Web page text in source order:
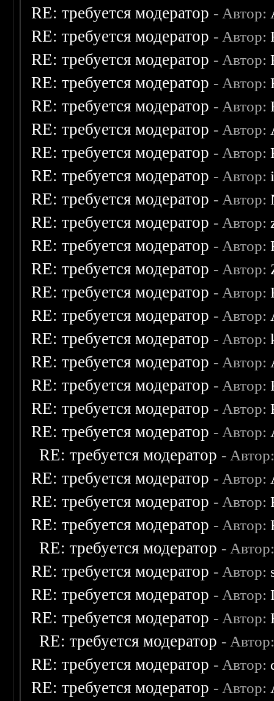
RE: требуется модератор - Автор:
RE: требуется модератор - Автор:
RE: требуется модератор - Автор:
RE: требуется модератор - Автор:
RE: требуется модератор - Автор:
RE: требуется модератор - Автор:
RE: требуется модератор - Автор:
RE: требуется модератор - Автор:
RE: требуется модератор - Автор:
RE: требуется модератор - Автор:
RE: требуется модератор - Автор:
RE: требуется модератор - Автор:
RE: требуется модератор - Автор:
RE: требуется модератор - Автор:
RE: требуется модератор - Автор:
RE: требуется модератор - Автор:
RE: требуется модератор - Автор:
RE: требуется модератор - Автор:
RE: требуется модератор - Автор:
RE: требуется модератор -
RE: требуется модератор - Автор:
RE: требуется модератор - Автор:
RE: требуется модератор - Автор:
RE: требуется модератор -
RE: требуется модератор - Автор:
RE: требуется модератор - Автор:
RE: требуется модератор - Автор:
RE: требуется модератор -
RE: требуется модератор - Автор:
RE: требуется модератор - Автор: